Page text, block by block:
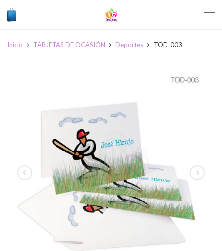
Inicio TARJETAS DE OCASIÓN Deportes TOD-003